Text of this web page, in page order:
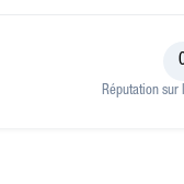
Réputation sur